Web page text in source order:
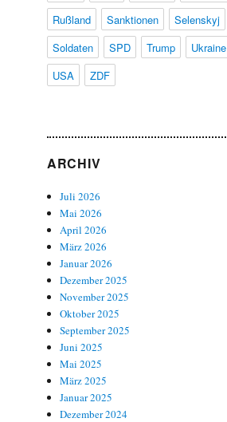
Rußland
Sanktionen
Selenskyj
Soldaten
SPD Trump Ukraine
USA
ZDF
ARCHIV
Juli 2026
Mai 2026
April 2026
März 2026
Januar 2026
Dezember 2025
November 2025
Oktober 2025
September 2025
Juni 2025
Mai 2025
März 2025
Januar 2025
Dezember 2024